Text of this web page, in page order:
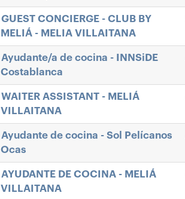
GUEST CONCIERGE - CLUB BY
MELIÁ - MELIA VILLAITANA
Ayudante/a de cocina - INNSiDE
Costablanca
WAITER ASSISTANT - MELIÁ
VILLAITANA
Ayudante de cocina - Sol Pelícanos
Ocas
AYUDANTE DE COCINA - MELIÁ
VILLAITANA